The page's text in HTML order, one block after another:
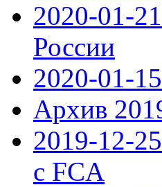
2020-01-
России
2020-01-
Архив
2019-12-
с FCA